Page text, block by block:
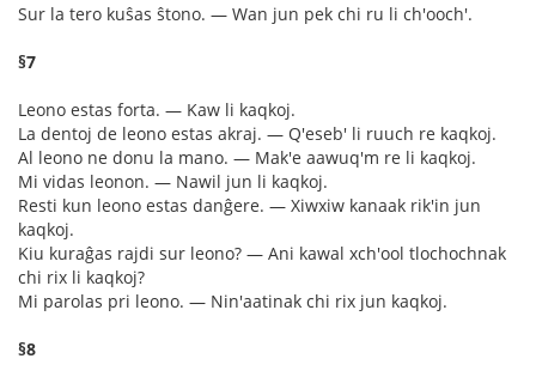
Sur la tero kuŝas ŝtono. ― Wan jun pek chi ru li ch'ooch'.
§7
Leono estas forta. ― Kaw li kaqkoj.
La dentoj de leono estas akraj. ― Q'eseb' li ruuch re kaqkoj.
Al leono ne donu la mano. ― Mak'e aawuq'm re li kaqkoj.
Mi vidas leonon. ― Nawil jun li kaqkoj.
Resti kun leono estas danĝere. ― Xiwxiw kanaak rik'in jun
kaqkoj.
Kiu kuraĝas rajdi sur leono? ― Ani kawal xch'ool tlochochnak
chi rix li kaqkoj?
Mi parolas pri leono. ― Nin'aatinak chi rix jun kaqkoj.
§8